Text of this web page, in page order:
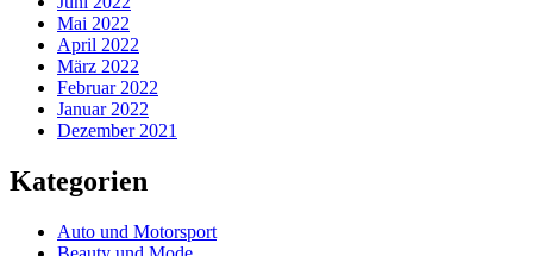
Mai 2022
April 2022
März 2022
Februar 2022
Januar 2022
Dezember 2021
Kategorien
Auto und Motorsport